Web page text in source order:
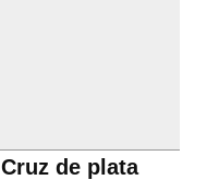
Cruz de plata